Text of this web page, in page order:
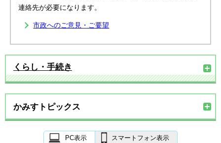
連絡先が必要になります。
市政へのご意見・ご要望
くらし・手続き
かみすトピックス
PC表示 スマートフォン表示